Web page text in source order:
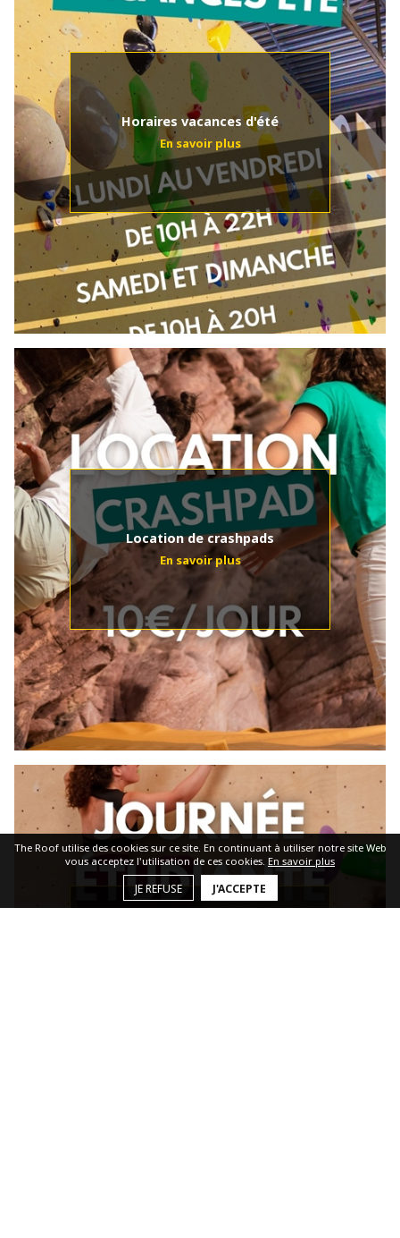
Horaires vacances d'été
Location de crashpads
The Roof utilise des cookies sur ce site. En continuant à utiliser notre site Web
vous acceptez l'utilisation de ces cookies. En savoir plus
JE REFUSE J'ACCEPTE